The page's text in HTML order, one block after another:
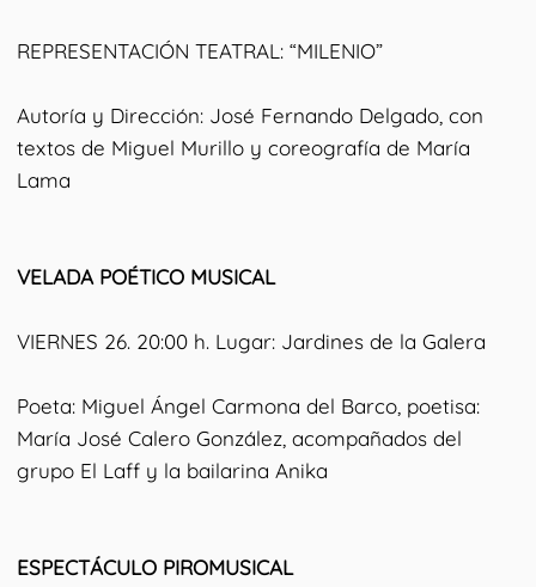
REPRESENTACIÓN TEATRAL: “MILENIO”
Autoría y Dirección: José Fernando Delgado, con
textos de Miguel Murillo y coreografía de María
Lama
VELADA POÉTICO MUSICAL
VIERNES 26. 20:00 h. Lugar: Jardines de la Galera
Poeta: Miguel Ángel Carmona del Barco, poetisa:
María José Calero González, acompañados del
grupo El Laff y la bailarina Anika
ESPECTÁCULO PIROMUSICAL